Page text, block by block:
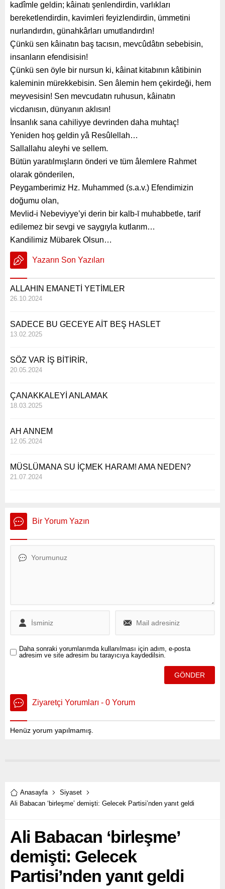
kadîmle geldin; kâinatı şenlendirdin, varlıkları
bereketlendirdin, kavimleri feyizlendirdin, ümmetini
nurlandırdın, günahkârları umutlandırdın!
Çünkü sen kâinatın baş tacısın, mevcûdâtın sebebisin,
insanların efendisisin!
Çünkü sen öyle bir nursun ki, kâinat kitabının kâtibinin
kaleminin mürekkebisin. Sen âlemin hem çekirdeği, hem
meyvesisin! Sen mevcudatın ruhusun, kâinatın
vicdanısın, dünyanın aklısın!
İnsanlık sana cahiliyye devrinden daha muhtaç!
Yeniden hoş geldin yâ Resûlellah…
Sallallahu aleyhi ve sellem.
Bütün yaratılmışların önderi ve tüm âlemlere Rahmet
olarak gönderilen,
Peygamberimiz Hz. Muhammed (s.a.v.) Efendimizin
doğumu olan,
Mevlid-i Nebeviyye’yi derin bir kalb-ī muhabbetle, tarif
edilemez bir sevgi ve saygıyla kutlarım…
Kandilimiz Mübarek Olsun…
Yazarın Son Yazıları
ALLAHIN EMANETİ YETİMLER
26.10.2024
SADECE BU GECEYE AİT BEŞ HASLET
13.02.2025
SÖZ VAR İŞ BİTİRİR,
20.05.2024
ÇANAKKALEYİ ANLAMAK
18.03.2025
AH ANNEM
12.05.2024
MÜSLÜMANA SU İÇMEK HARAM! AMA NEDEN?
21.07.2024
Bir Yorum Yazın
Daha sonraki yorumlarımda kullanılması için adım, e-posta
adresim ve site adresim bu tarayıcıya kaydedilsin.
Ziyaretçi Yorumları - 0 Yorum
Henüz yorum yapılmamış.
Anasayfa
Siyaset
Ali Babacan ‘birleşme’ demişti: Gelecek Partisi’nden yanıt geldi
Ali Babacan ‘birleşme’
demişti: Gelecek
Partisi’nden yanıt geldi